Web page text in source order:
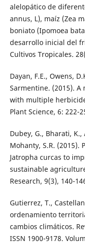
alelopático de
annus, L), maíz (Zea
boniato (Ipomoea
desarrollo inicial del
Cultivos Tropicales.
Dayan, F.E., Owens,
Sarmentine. (2015).
with multiple
Plant Science, 6: 222-
Dubey, G., Bharati,
Mohanty, S.R. (2015).
Jatropha curcas to
sustainable
Research, 9(3), 140-
Gutierrez, T.,
ordenamiento
cambios climáticos.
ISSN 1900-9178.